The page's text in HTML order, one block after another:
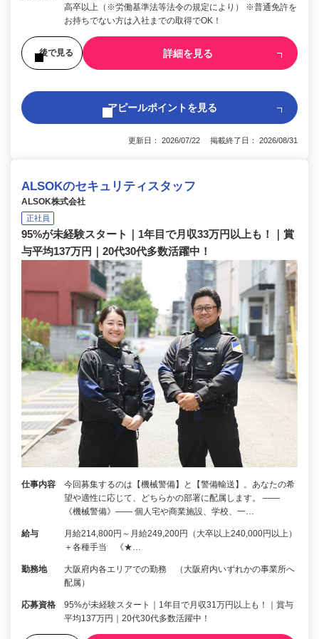
高卒以上（※労働基準法等法令の規定により） ※普通免許を
お持ちでない方は入社までの取得でOK！
後で見る 詳細を見る
アピールポイントを見る
更新日： 2026/07/22 掲載終了日： 2026/08/31
ALSOKのセキュリティスタッフ
ALSOK株式会社
正社員
95%が未経験スタート｜1年目で月収33万円以上も！｜賞
与平均137万円｜20代30代多数活躍中！
仕事内容
今回募集するのは【機械警備】と【警備輸送】。あなたの希
望や適性に応じて、どちらかの部署に配属します。 ――
《機械警備》―― 個人宅や商業施設、学校、一…
給与
月給214,800円～月給249,200円（大卒以上240,000円以上）
＋各種手当 《★…
勤務地
大阪府内各エリアでの勤務 （大阪府内いずれかの事業所へ
配属）
応募資格
95%が未経験スタート｜1年目で月収31万円以上も！｜賞与
平均137万円｜20代30代多数活躍中！